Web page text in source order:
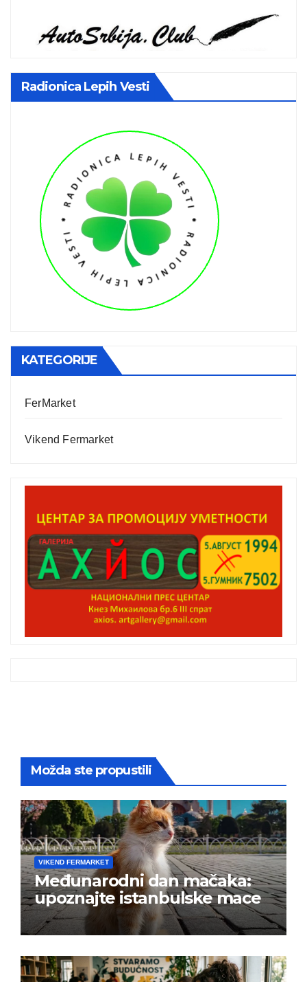
Radionica Lepih Vesti
KATEGORIJE
FerMarket
Vikend Fermarket
Možda ste propustili
VIKEND FERMARKET
Međunarodni dan mačaka:
upoznajte istanbulske mace